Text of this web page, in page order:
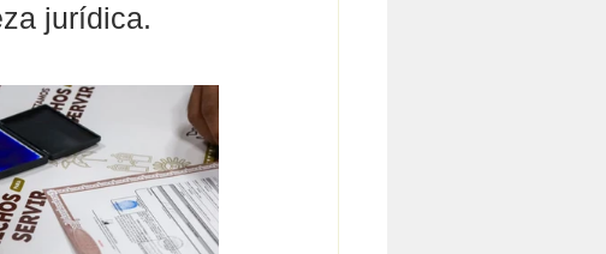
jurídica.